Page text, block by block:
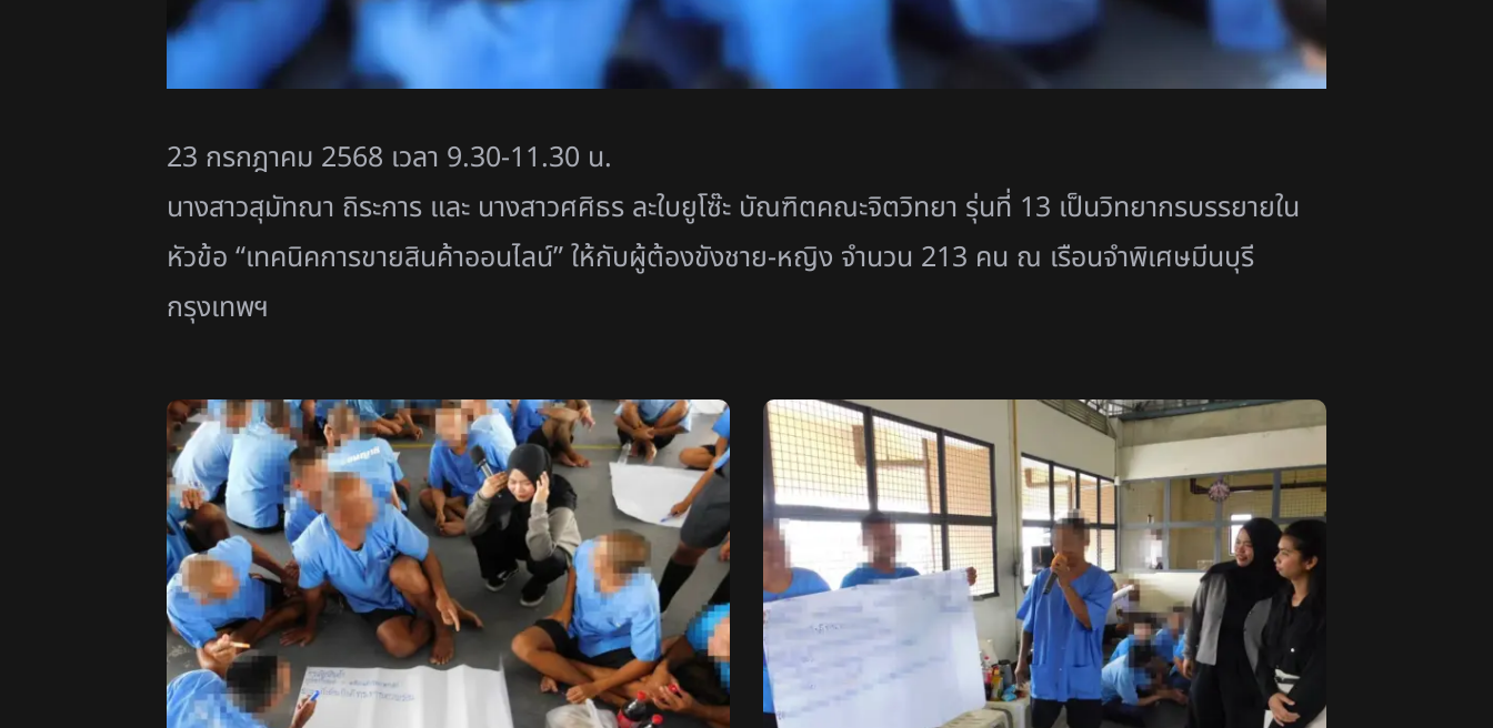
23 กรกฎาคม 2568 เวลา 9.30-11.30 น.
นางสาวสุมัทณา ถิระการ และ นางสาวศศิธร ละใบยูโซ๊ะ บัณฑิตคณะจิตวิทยา รุ่นที่ 13 เป็นวิทยากรบรรยายใน
หัวข้อ “เทคนิคการขายสินค้าออนไลน์” ให้กับผู้ต้องขังชาย-หญิง จำนวน 213 คน ณ เรือนจำพิเศษมีนบุรี
กรุงเทพฯ